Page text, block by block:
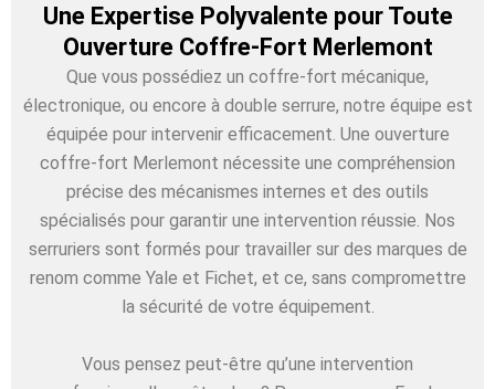
Une Expertise Polyvalente pour Toute
Ouverture Coffre-Fort Merlemont
Que vous possédiez un coffre-fort mécanique,
électronique, ou encore à double serrure, notre équipe est
équipée pour intervenir efficacement. Une ouverture
coffre-fort Merlemont nécessite une compréhension
précise des mécanismes internes et des outils
spécialisés pour garantir une intervention réussie. Nos
serruriers sont formés pour travailler sur des marques de
renom comme Yale et Fichet, et ce, sans compromettre
la sécurité de votre équipement.
Vous pensez peut-être qu’une intervention